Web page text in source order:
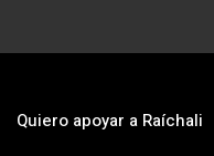
Quiero apoyar a Raíchali